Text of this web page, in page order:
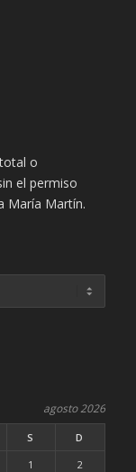
o
el permiso
María Martín.
agosto 2026
S
D
1
2